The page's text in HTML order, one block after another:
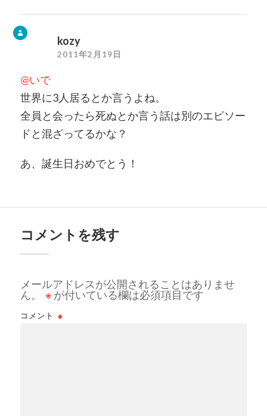
kozy
2011年2月19日
@いで
世界に3人居るとか言うよね。
全員と会ったら死ぬとか言う話は別のエピソー
ドと混ざってるかな？
あ、誕生日おめでとう！
コメントを残す
メールアドレスが公開されることはありませ
ん。
※ が付いている欄は必須項目です
コメント ※